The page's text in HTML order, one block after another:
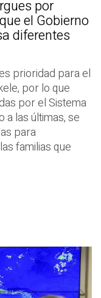
por
el Gobierno
diferentes
prioridad para el
por lo que
por el Sistema
a las últimas, se
para
familias que